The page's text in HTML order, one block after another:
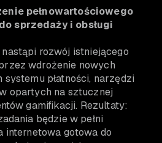
pełnowartościowego
sprzedaży i obsługi
rozwój istniejącego
wdrożenie nowych
płatności, narzędzi
opartych na sztucznej
gamifikacji. Rezultaty:
będzie w pełni
internetowa gotowa do